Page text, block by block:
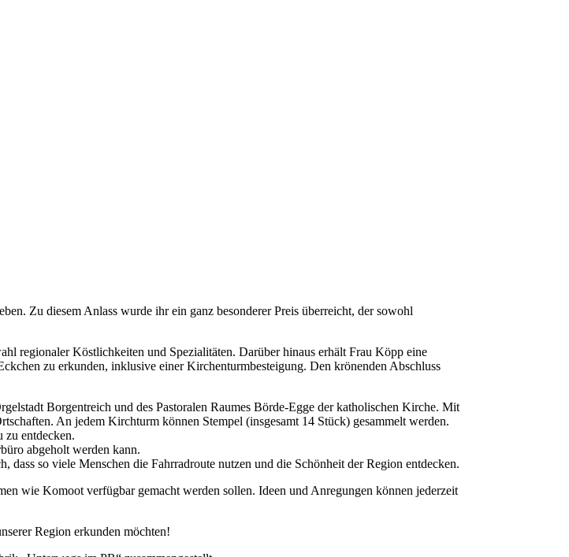
Zu diesem Anlass wurde ihr ein ganz besonderer Preis überreicht, der sowohl
regionaler Köstlichkeiten und Spezialitäten. Darüber hinaus erhält Frau Köpp eine
zu erkunden, inklusive einer Kirchenturmbesteigung. Den krönenden Abschluss
Borgentreich und des Pastoralen Raumes Börde-Egge der katholischen Kirche. Mit
An jedem Kirchturm können Stempel (insgesamt 14 Stück) gesammelt werden.
zu entdecken.
abgeholt werden kann.
so viele Menschen die Fahrradroute nutzen und die Schönheit der Region entdecken.
wie Komoot verfügbar gemacht werden sollen. Ideen und Anregungen können jederzeit
Region erkunden möchten!